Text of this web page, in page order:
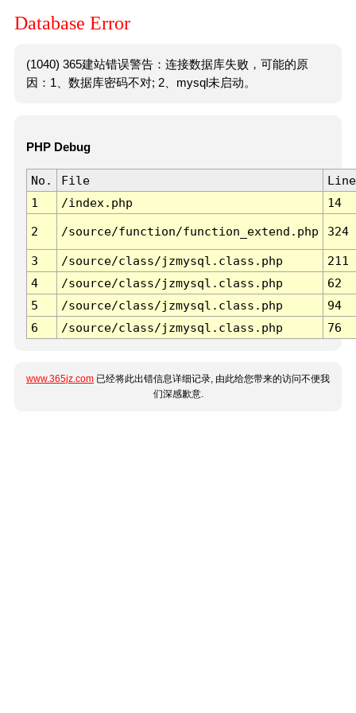
Database Error
(1040) 365建站错误警告：连接数据库失败，可能的原
因：1、数据库密码不对; 2、mysql未启动。
PHP Debug
No. File
Line
1
/index.php 14
2 /source/function/function_extend.php 324
3 /source/class/jzmysql.class.php
211
4
/source/class/jzmysql.class.php
62
5
/source/class/jzmysql.class.php
94
6
/source/class/jzmysql.class.php 76
www.365jz.com 已经将此出错信息详细记录, 由此给您带来的访问不便我
们深感歉意.